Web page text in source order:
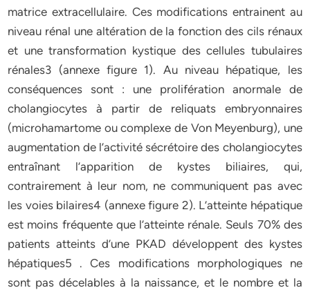
matrice extracellulaire. Ces modifications entrainent au
niveau rénal une altération de la fonction des cils rénaux
et une transformation kystique des cellules tubulaires
rénales3 (annexe figure 1). Au niveau hépatique, les
conséquences sont : une prolifération anormale de
cholangiocytes à partir de reliquats embryonnaires
(microhamartome ou complexe de Von Meyenburg), une
augmentation de l’activité sécrétoire des cholangiocytes
entraînant l’apparition de kystes biliaires, qui,
contrairement à leur nom, ne communiquent pas avec
les voies bilaires4 (annexe figure 2). L’atteinte hépatique
est moins fréquente que l’atteinte rénale. Seuls 70% des
patients atteints d’une PKAD développent des kystes
hépatiques5 . Ces modifications morphologiques ne
sont pas décelables à la naissance, et le nombre et la